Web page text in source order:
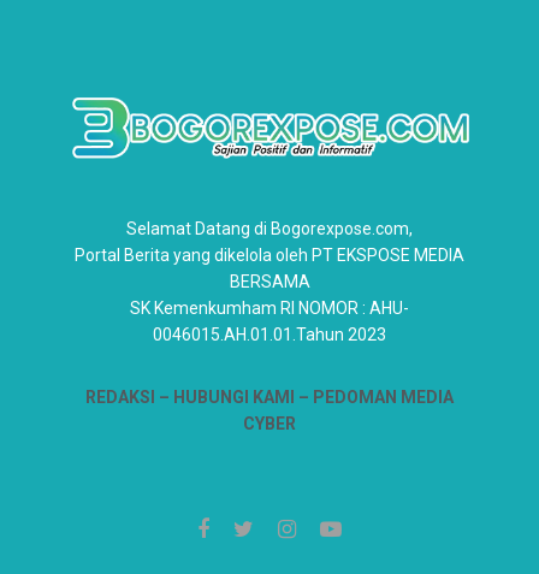
Selamat Datang di Bogorexpose.com,
Portal Berita yang dikelola oleh PT EKSPOSE MEDIA
BERSAMA
SK Kemenkumham RI NOMOR : AHU-
0046015.AH.01.01.Tahun 2023
REDAKSI – HUBUNGI KAMI
– PEDOMAN MEDIA
CYBER